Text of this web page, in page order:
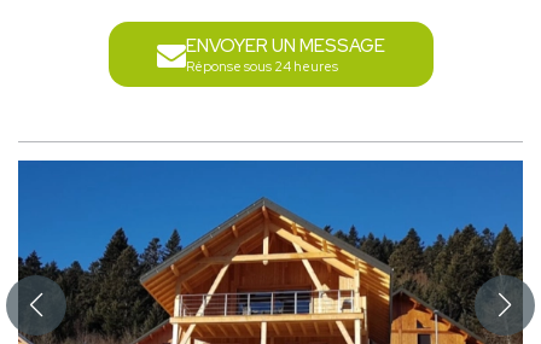
ENVOYER UN MESSAGE
Réponse sous 24 heures